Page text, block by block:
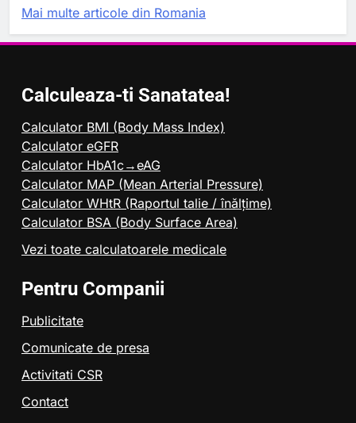
Mai multe articole din Romania
Calculeaza-ti Sanatatea!
Calculator BMI (Body Mass Index)
Calculator eGFR
Calculator HbA1c→eAG
Calculator MAP (Mean Arterial Pressure)
Calculator WHtR (Raportul talie / înălțime)
Calculator BSA (Body Surface Area)
Vezi toate calculatoarele medicale
Pentru Companii
Publicitate
Comunicate de presa
Activitati CSR
Contact